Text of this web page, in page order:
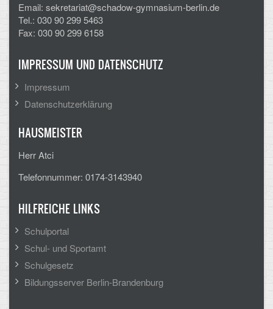
Email: sekretariat@schadow-gymnasium-berlin.de
Tel.: 030 90 299 5463
Fax: 030 90 299 6158
IMPRESSUM UND DATENSCHUTZ
Impressum
Datenschutzerklärung
HAUSMEISTER
Herr Atci
Telefonnummer: 0174-3143940
HILFREICHE LINKS
Schulportal
Schul- und Sportamt
Schulgesetz
Bildungsserver Berlin-Brandenburg